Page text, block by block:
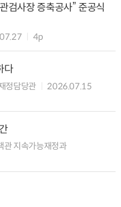
검사장 증축공사” 준공식
4p
다
정담당관
2026.07.15
관 지속가능재정과